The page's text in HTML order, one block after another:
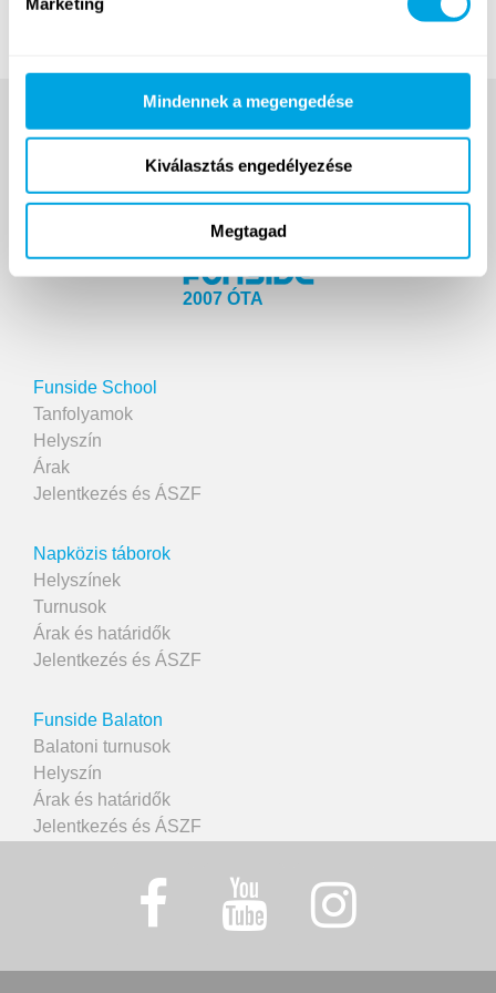
Mindennek a megengedése
Kiválasztás engedélyezése
Megtagad
2007 ÓTA
Funside School
Tanfolyamok
Helyszín
Árak
Jelentkezés és ÁSZF
Napközis táborok
Helyszínek
Turnusok
Árak és határidők
Jelentkezés és ÁSZF
Funside Balaton
Balatoni turnusok
Helyszín
Árak és határidők
Jelentkezés és ÁSZF